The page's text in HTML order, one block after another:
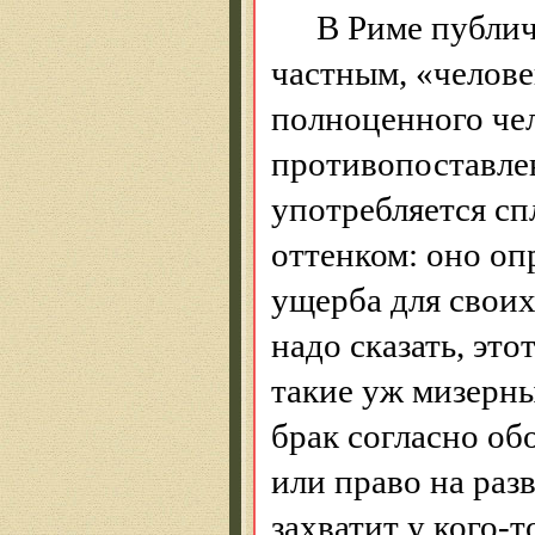
В Риме
частным,
полноценного
употребляется
оттенком: оно
ущерба для
надо сказать,
такие уж
брак согласно
или право на
захватит у кого-